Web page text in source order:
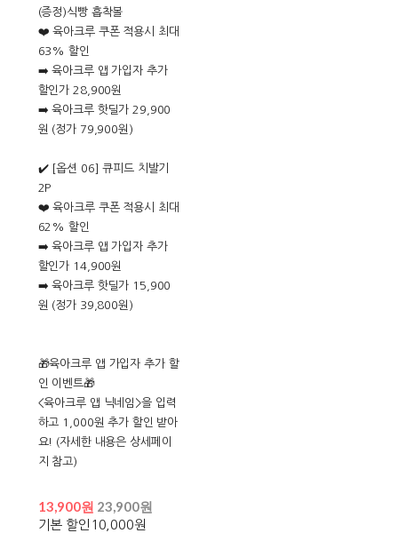
(증정)식빵 흡착볼
❤️ 육아크루 쿠폰 적용시 최대
63% 할인
➡️ 육아크루 앱 가입자 추가
할인가 28,900원
➡️ 육아크루 핫딜가 29,900
원 (정가 79,900원)
✔️ [옵션 06] 큐피드 치발기
2P
❤️ 육아크루 쿠폰 적용시 최대
62% 할인
➡️ 육아크루 앱 가입자 추가
할인가 14,900원
➡️ 육아크루 핫딜가 15,900
원 (정가 39,800원)
🎁육아크루 앱 가입자 추가 할
인 이벤트🎁
<육아크루 앱 닉네임>을 입력
하고 1,000원 추가 할인 받아
요! (자세한 내용은 상세페이
지 참고)
13,900원 23,900원
기본 할인 10,000원